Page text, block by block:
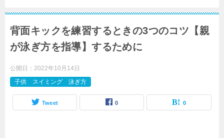
背面キックを練習するときの3つのコツ【親
が泳ぎ方を指導】するために
公開日： 2022年10月14日
子供 スイミング 泳ぎ方
Tweet 0 0